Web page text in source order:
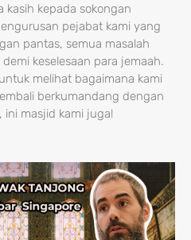
kasih kepada sokongan
pejabat kami yang
pantas, semua masalah
keselesaan para jemaah.
melihat bagaimana kami
berkumandang dengan
ini masjid kami juga!